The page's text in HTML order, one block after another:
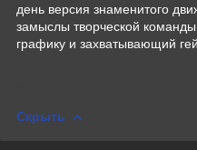
день версия знаменитого
замыслы творческой
графику и захватывающий
Скрыть